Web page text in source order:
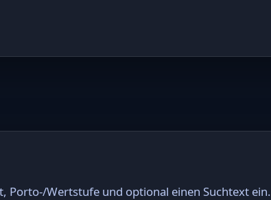
Porto-/Wertstufe und optional einen Suchtext ein.